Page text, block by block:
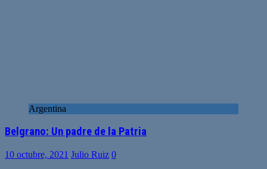
Argentina
Belgrano: Un padre de la Patria
10 octubre, 2021 Julio Ruiz 0